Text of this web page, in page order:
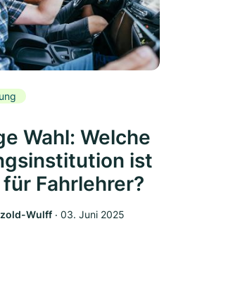
Wahl: Welche
ist
Fahrlehrer?
Wulff ‧ 03. Juni 2025